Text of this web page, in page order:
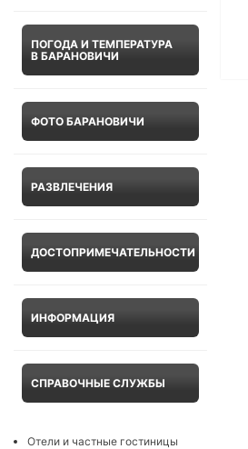
ПОГОДА И ТЕМПЕРАТУРА
В БАРАНОВИЧИ
ФОТО БАРАНОВИЧИ
РАЗВЛЕЧЕНИЯ
ДОСТОПРИМЕЧАТЕЛЬНОСТИ
ИНФОРМАЦИЯ
СПРАВОЧНЫЕ СЛУЖБЫ
Отели и частные гостиницы